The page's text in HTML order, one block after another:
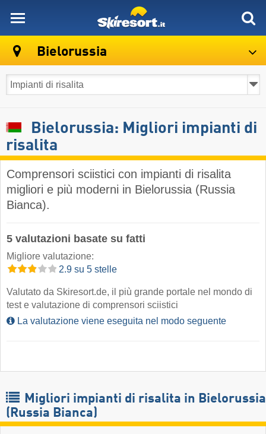
Bielorussia
Bielorussia: Migliori impianti di
risalita
Comprensori sciistici con impianti di risalita
migliori e più moderni in Bielorussia (Russia
Bianca).
5 valutazioni basate su fatti
Migliore valutazione:
2.9 su 5 stelle
Valutato da Skiresort.de, il più grande portale nel mondo di
test e valutazione di comprensori sciistici
La valutazione viene eseguita nel modo seguente
Migliori impianti di risalita in Bielorussia
(Russia Bianca)